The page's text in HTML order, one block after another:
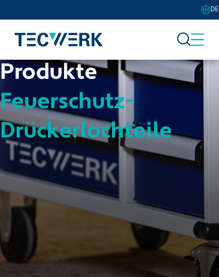
DE
Produkte
Feuerschutz-
Drückerlochteile